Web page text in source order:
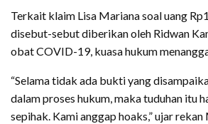
Terkait klaim Lisa Mariana soal uang
disebut-sebut diberikan oleh Ridwan
obat COVID-19, kuasa hukum
“Selama tidak ada bukti yang
dalam proses hukum, maka tuduhan itu
sepihak. Kami anggap hoaks,” ujar